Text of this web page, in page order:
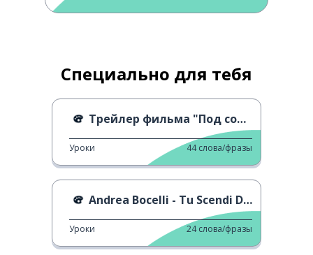
Специально для тебя
Трейлер фильма "Под солнцем Риччоне"
Уроки 44 слова/фразы
Andrea Bocelli - Tu Scendi Dalle Stelle
Уроки 24 слова/фразы